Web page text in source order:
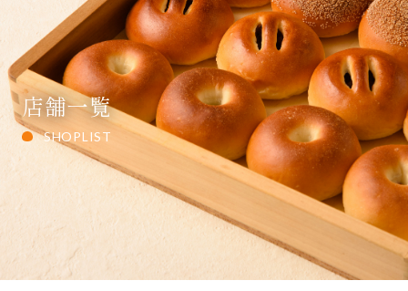
店舗一覧
SHOPLIST